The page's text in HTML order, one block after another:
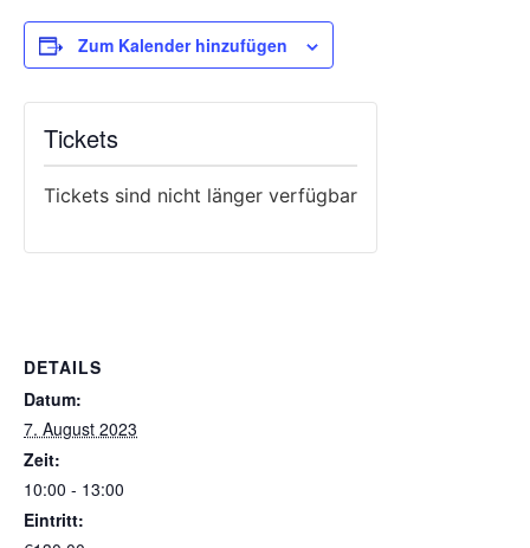
Zum Kalender hinzufügen
DETAILS
Datum:
7. August 2023
Zeit:
10:00 - 13:00
Eintritt:
Tickets
Tickets sind nicht länger verfügbar